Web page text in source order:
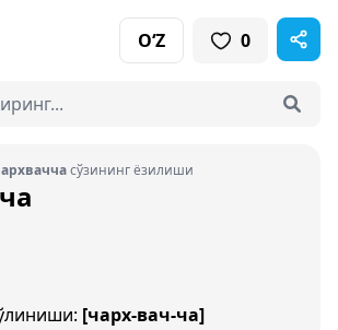
O‘Z 0
сўзининг ёзилиши
[чарх-вач-ча]